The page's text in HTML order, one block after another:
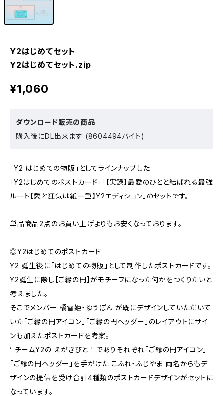
Y2はじめてセット
Y2はじめてセット.zip
¥1,060
ダウンロード販売の商品
購入後にDL出来ます (8604494バイト)
「Y2 はじめての物販」としてラインナップした
「Y2はじめてのポストカード」「【実録】最愛のひとと結ばれる最強
ルート【愛と狂気は紙一重】Y2エディション」のセットです。
単品商品2点のお買い上げよりもお安くなっております。
◎Y2はじめてのポストカード
Y2 誕生後に「はじめての物販」として制作したポストカードです。
Y2誕生に際し【ご縁の円】がモチーフになった何かをつくりたいと
考えました。
そこでメンバー 橘雪姫・ゆうぽん が既にデザインしていただいて
いた「ご縁の円アイコン」「ご縁の円ヘッダー」のレイアウトにサイ
ンも加えたポストカードを考案。
’ チームY2の えがきびと ' でありそれぞれ「ご縁の円アイコン」
「ご縁の円ヘッダー」を手がけた こふれ・ふじやま 両名からもデ
ザインの提供を受け合計4種類のポストカードデザインがセットに
なっています。